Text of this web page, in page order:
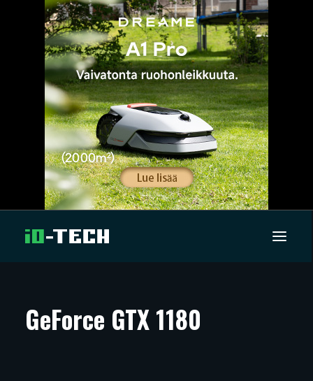
ARTIKKELIT
GeForce GTX 1180